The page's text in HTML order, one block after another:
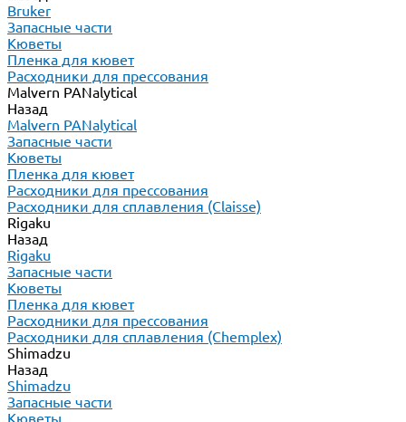
Bruker
Запасные части
Кюветы
Пленка для кювет
Расходники для прессования
Malvern PANalytical
Назад
Malvern PANalytical
Запасные части
Кюветы
Пленка для кювет
Расходники для прессования
Расходники для сплавления (Claisse)
Rigaku
Назад
Rigaku
Запасные части
Кюветы
Пленка для кювет
Расходники для прессования
Расходники для сплавления (Chemplex)
Shimadzu
Назад
Shimadzu
Запасные части
Кюветы